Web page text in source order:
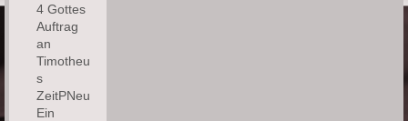
4 Gottes
Auftrag
an
Timotheu
s
ZeitPNeu
Ein